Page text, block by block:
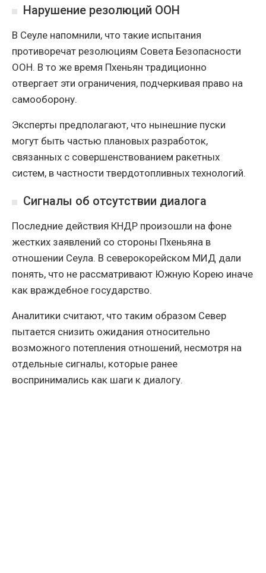
Нарушение резолюций ООН
В Сеуле напомнили, что такие испытания
противоречат резолюциям Совета Безопасности
ООН. В то же время Пхеньян традиционно
отвергает эти ограничения, подчеркивая право на
самооборону.
Эксперты предполагают, что нынешние пуски
могут быть частью плановых разработок,
связанных с совершенствованием ракетных
систем, в частности твердотопливных технологий.
Сигналы об отсутствии диалога
Последние действия КНДР произошли на фоне
жестких заявлений со стороны Пхеньяна в
отношении Сеула. В северокорейском МИД дали
понять, что не рассматривают Южную Корею иначе
как враждебное государство.
Аналитики считают, что таким образом Север
пытается снизить ожидания относительно
возможного потепления отношений, несмотря на
отдельные сигналы, которые ранее
воспринимались как шаги к диалогу.